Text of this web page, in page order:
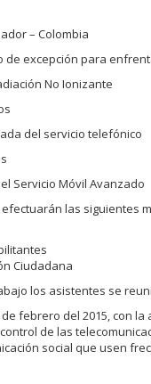
– Colombia
excepción para
No Ionizante
del servicio telefónico
Servicio Móvil Avanzado
las siguientes
Ciudadana
los asistentes se
de febrero del 2015, con
de las
social que usen